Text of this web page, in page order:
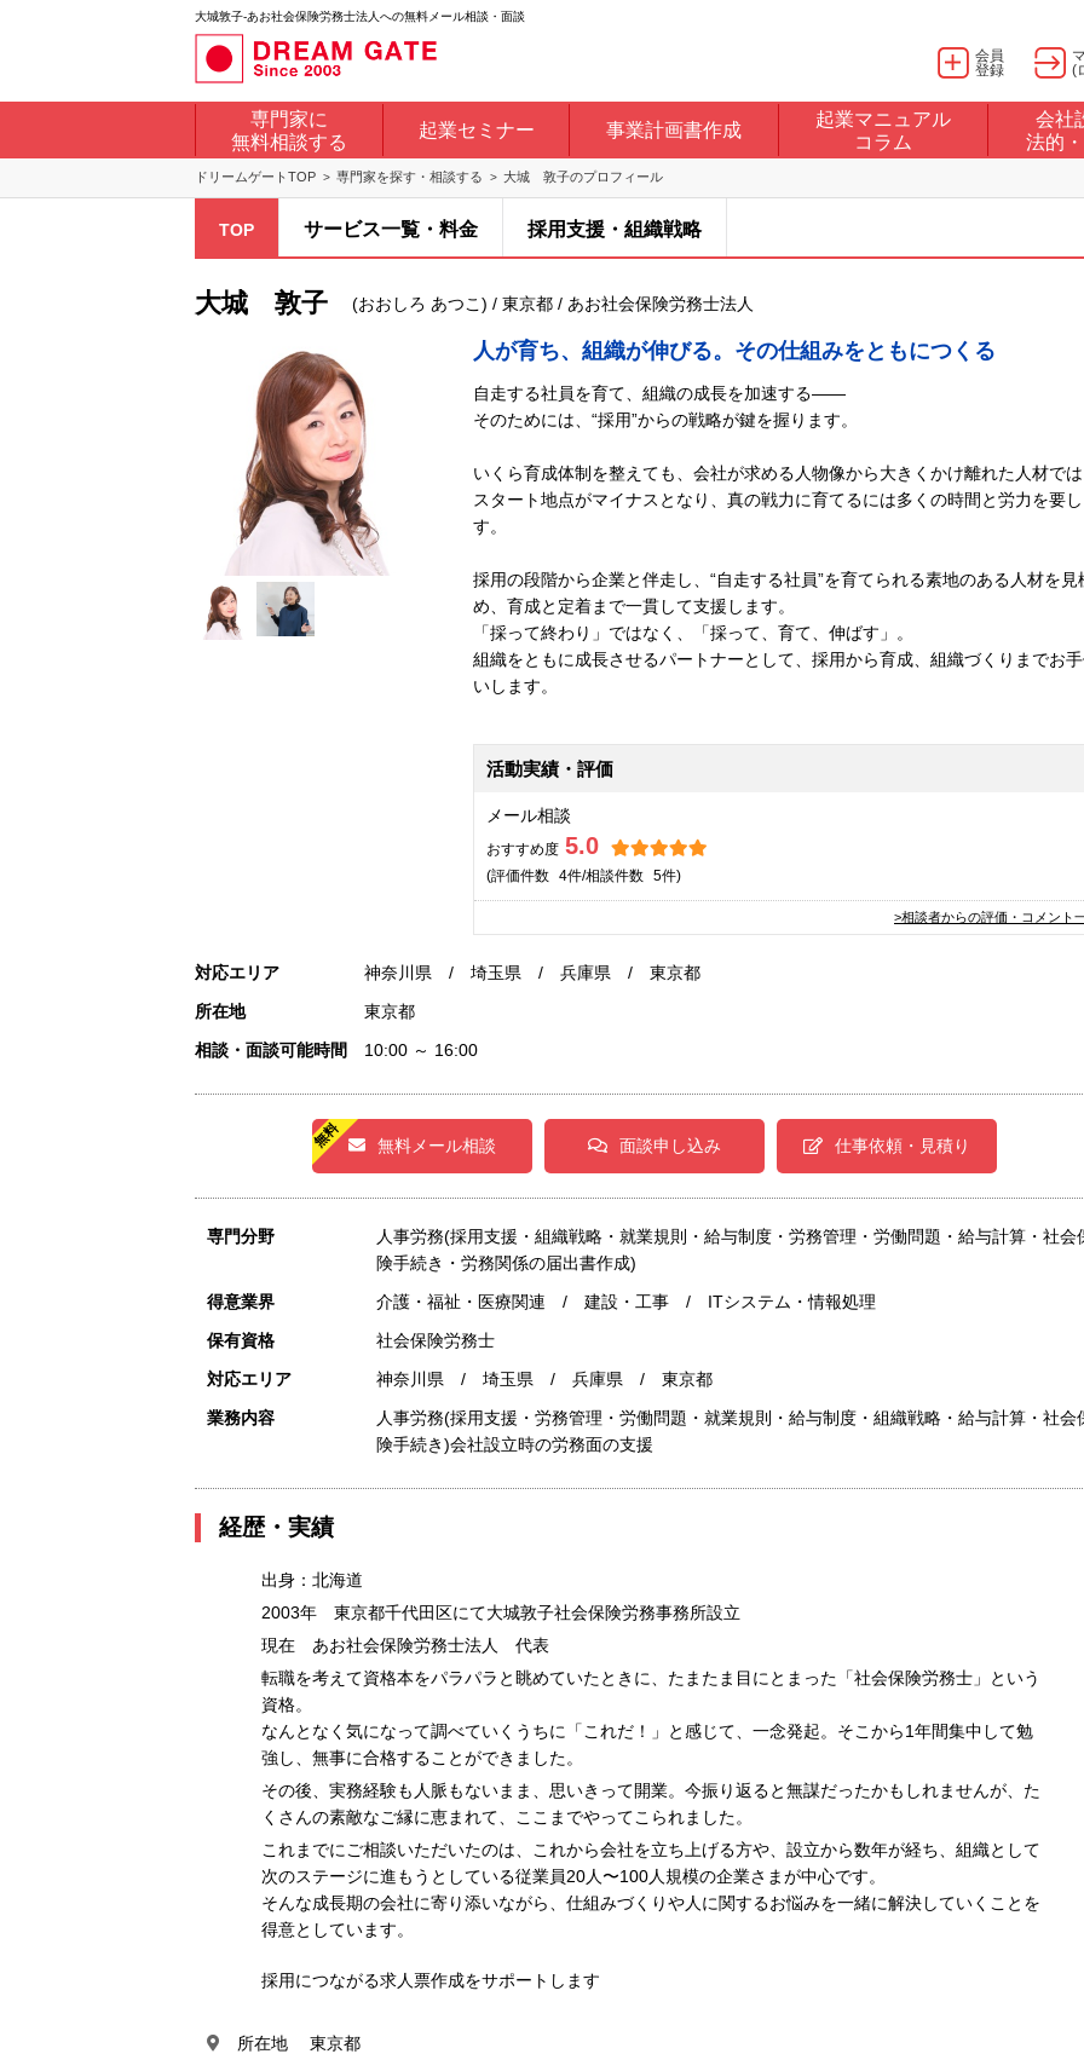
大城敦子-あお社会保険労務士法人への無料メール相談・面談
会員
登録
(
専門家に
無料相談する
起業セミナー 事業計画書作成
起業マニュアル
コラム
会社
法的
ドリームゲートTOP 専門家を探す・相談する 大城 敦子のプロフィール
TOP サービス一覧・料金 採用支援・組織戦略
大城 敦子 (おおしろ あつこ) / 東京都 / あお社会保険労務士法人
人が育ち、組織が伸びる。その仕組みをともにつくる
自走する社員を育て、組織の成長を加速する――
そのためには、“採用”からの戦略が鍵を握ります。
いくら育成体制を整えても、会社が求める人物像から大きくかけ離れた人材で
スタート地点がマイナスとなり、真の戦力に育てるには多くの時間と労力を要
す。
採用の段階から企業と伴走し、“自走する社員”を育てられる素地のある人材を見
め、育成と定着まで一貫して支援します。
「採って終わり」ではなく、「採って、育て、伸ばす」。
組織をともに成長させるパートナーとして、採用から育成、組織づくりまでお
いします。
活動実績・評価
メール相談
おすすめ度 5.0
(評価件数 4件/相談件数 5件)
>相談者からの評価・コメント
対応エリア
神奈川県 / 埼玉県 / 兵庫県 / 東京都
所在地
東京都
相談・面談可能時間
10:00 ～ 16:00
無料メール相談 面談申し込み 仕事依頼・見積り
専門分野
人事労務(採用支援・組織戦略・就業規則・給与制度・労務管理・労働問題・給与計算・社会
険手続き・労務関係の届出書作成)
得意業界
介護・福祉・医療関連 / 建設・工事 / ITシステム・情報処理
保有資格
社会保険労務士
対応エリア
神奈川県 / 埼玉県 / 兵庫県 / 東京都
業務内容
人事労務(採用支援・労務管理・労働問題・就業規則・給与制度・組織戦略・給与計算・社会
険手続き)会社設立時の労務面の支援
経歴・実績
出身：北海道
2003年 東京都千代田区にて大城敦子社会保険労務事務所設立
現在 あお社会保険労務士法人 代表
転職を考えて資格本をパラパラと眺めていたときに、たまたま目にとまった「社会保険労務士」という
資格。
なんとなく気になって調べていくうちに「これだ！」と感じて、一念発起。そこから1年間集中して勉
強し、無事に合格することができました。
その後、実務経験も人脈もないまま、思いきって開業。今振り返ると無謀だったかもしれませんが、た
くさんの素敵なご縁に恵まれて、ここまでやってこられました。
これまでにご相談いただいたのは、これから会社を立ち上げる方や、設立から数年が経ち、組織として
次のステージに進もうとしている従業員20人〜100人規模の企業さまが中心です。
そんな成長期の会社に寄り添いながら、仕組みづくりや人に関するお悩みを一緒に解決していくことを
得意としています。
採用につながる求人票作成をサポートします
所在地 東京都